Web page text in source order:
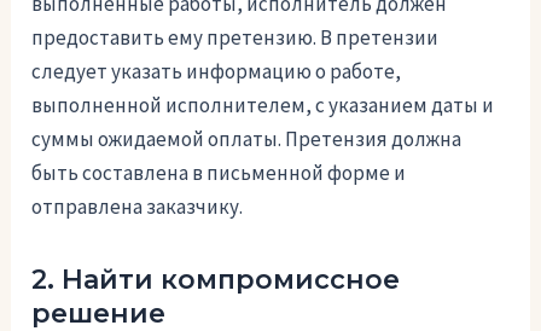
предоставить ему претензию. В претензии
следует указать информацию о работе,
выполненной исполнителем, с указанием даты и
суммы ожидаемой оплаты. Претензия должна
быть составлена в письменной форме и
отправлена заказчику.
2. Найти компромиссное
решение